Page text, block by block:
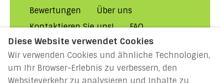
Bewertungen
Über uns
Kontaktieren Sie uns!
FAQ
Mietbedingungen
Grundsätze & Bedingungen
Cookie-Richtlinie
Diese Website verwendet Cookies
Wir verwenden Cookies und ähnliche Technologien,
um Ihr Browser-Erlebnis zu verbessern, den
Websiteverkehr zu analysieren und Inhalte zu